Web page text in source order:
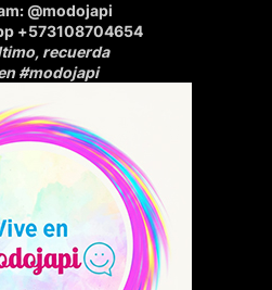
@modojapi
+573108704654
recuerda
#modojapi